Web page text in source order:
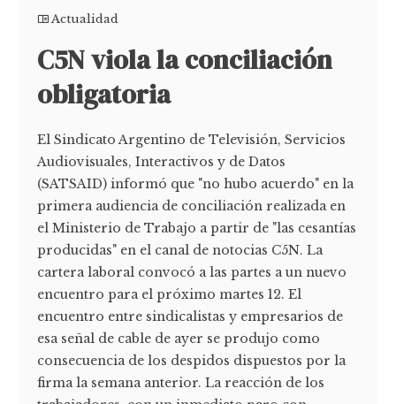
Actualidad
C5N viola la conciliación
obligatoria
El Sindicato Argentino de Televisión, Servicios
Audiovisuales, Interactivos y de Datos
(SATSAID) informó que "no hubo acuerdo" en la
primera audiencia de conciliación realizada en
el Ministerio de Trabajo a partir de "las cesantías
producidas" en el canal de notocias C5N. La
cartera laboral convocó a las partes a un nuevo
encuentro para el próximo martes 12. El
encuentro entre sindicalistas y empresarios de
esa señal de cable de ayer se produjo como
consecuencia de los despidos dispuestos por la
firma la semana anterior. La reacción de los